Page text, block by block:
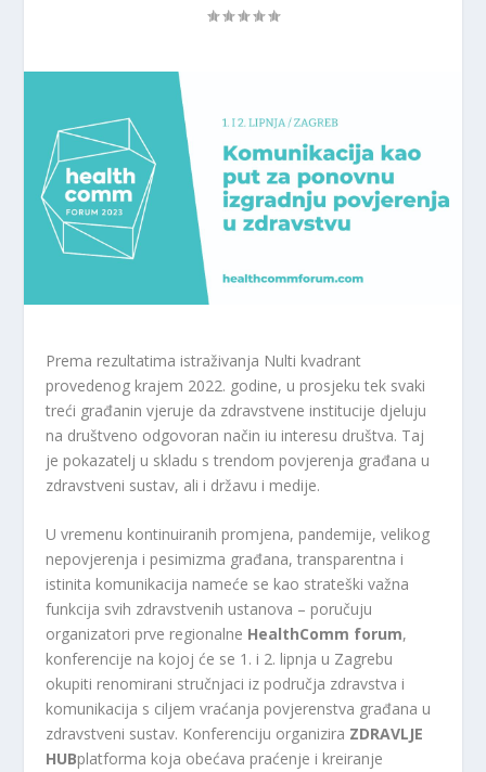
Prema rezultatima istraživanja Nulti kvadrant
provedenog krajem 2022. godine, u prosjeku tek svaki
treći građanin vjeruje da zdravstvene institucije djeluju
na društveno odgovoran način iu interesu društva. Taj
je pokazatelj u skladu s trendom povjerenja građana u
zdravstveni sustav, ali i državu i medije.
U vremenu kontinuiranih promjena, pandemije, velikog
nepovjerenja i pesimizma građana, transparentna i
istinita komunikacija nameće se kao strateški važna
funkcija svih zdravstvenih ustanova – poručuju
organizatori prve regionalne HealthComm forum,
konferencije na kojoj će se 1. i 2. lipnja u Zagrebu
okupiti renomirani stručnjaci iz područja zdravstva i
komunikacija s ciljem vraćanja povjerenstva građana u
zdravstveni sustav. Konferenciju organizira ZDRAVLJE
HUBplatforma koja obećava praćenje i kreiranje